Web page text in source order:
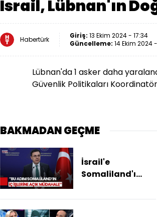
İsrail, Lübnan'ın
Habertürk Giriş: 13 Ekim 2024 - 17:34
Güncelleme: 14 Ekim 2024
Lübnan'da 1 asker daha
Güvenlik Politikaları
BAKMADAN GEÇME
İsrail'e
Somaliland'ı
Türkiye'den